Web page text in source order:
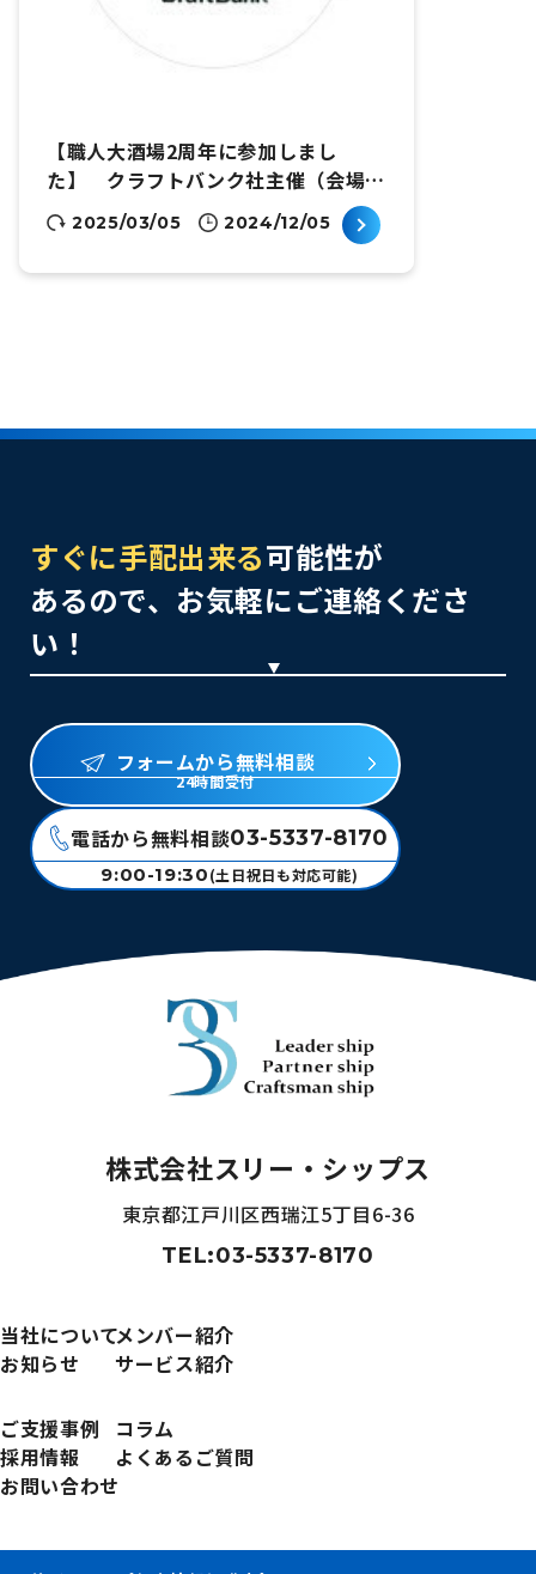
【職人大酒場2周年に参加しまし
た】 クラフトバンク社主催（会場の
様子・参加者など)
2025/03/05 2024/12/05
すぐに手配出来る可能性が
あるので、お気軽にご連絡くださ
い！
フォームから無料相談
24時間受付
電話から無料相談03-5337-8170
9:00-19:30(土日祝日も対応可能)
株式会社スリー・シップス
東京都江戸川区西瑞江5丁目6-36
TEL:03-5337-8170
当社についてメンバー紹介
お知らせ
サービス紹介
ご支援事例
コラム
採用情報
よくあるご質問
お問い合わせ